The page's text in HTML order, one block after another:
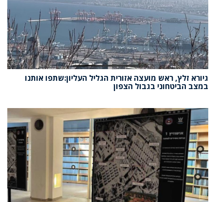
גיורא זלץ, ראש מועצה אזורית הגליל העליון:שתפו אותנו
במצב הביטחוני בגבול הצפון